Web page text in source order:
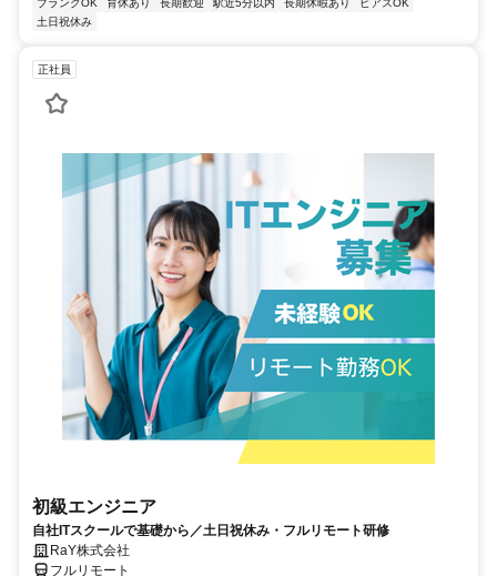
ブランクOK
育休あり 長期歓迎 駅近5分以内 長期休暇あり
ピアスOK
土日祝休み
正社員
初級エンジニア
自社ITスクールで基礎から／土日祝休み・フルリモート研修
RaY株式会社
フルリモート